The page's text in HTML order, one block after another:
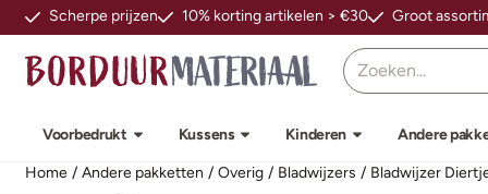
Cookievoorkeuren zijn beschikbaar. Kies instellingen of sta
Scherpe prijzen 10% korting artikelen > €30 Groot
Zoeken
Voorbedrukt Kussens Kinderen Andere
Home / Andere pakketten / Overig / Bladwijzers / Bladwijzer